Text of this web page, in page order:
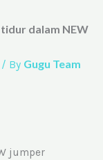
dalam NEW
/ By Gugu Team
jumper